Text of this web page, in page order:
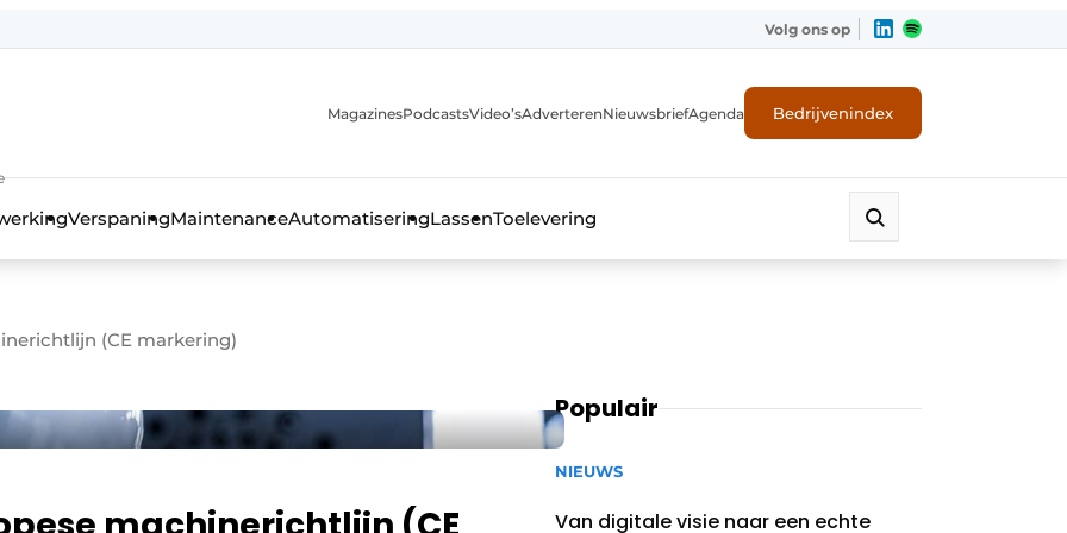
Volg ons op
MagazinesPodcastsVideo’sAdverterenNieuwsbriefAgenda Bedrijvenindex
VerspaningMaintenanceAutomatiseringLassenToelevering
(CE markering)
Populair
NIEUWS
Van digitale visie naar een echte